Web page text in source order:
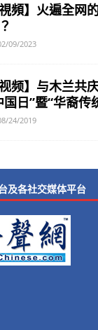
視頻】火遍全网
09/2023
视频】与木兰共
国日”暨“华裔传
24/2019
及各社交媒体平台